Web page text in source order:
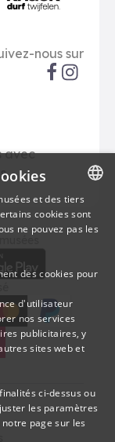
nous sur
avec
de
DUTCH
et des tiers
cookies sont
ne pouvez pas les
des cookies pour
d'utilisateur
nos services
publicitaires, y
sites web et
ci-dessus ou
les paramètres
page sur les